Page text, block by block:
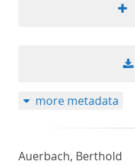
more metadata
Auerbach, Berthold